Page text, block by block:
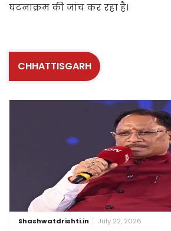
घटनाक्रम की जांच कर रहा है।
CHHATTISGARH
Shashwatdrishti.in July 22, 2026